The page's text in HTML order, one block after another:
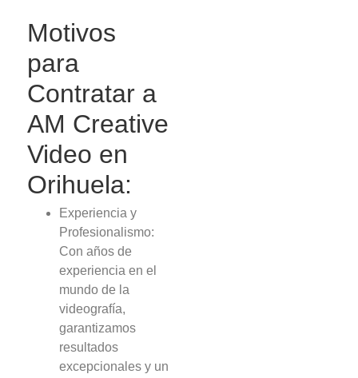
Motivos
para
Contratar a
AM Creative
Video en
Orihuela:
Experiencia y
Profesionalismo:
Con años de
experiencia en el
mundo de la
videografía,
garantizamos
resultados
excepcionales y un